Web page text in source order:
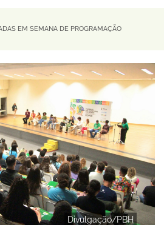
EM SEMANA DE PROGRAMAÇÃO
Divulgação/PBH